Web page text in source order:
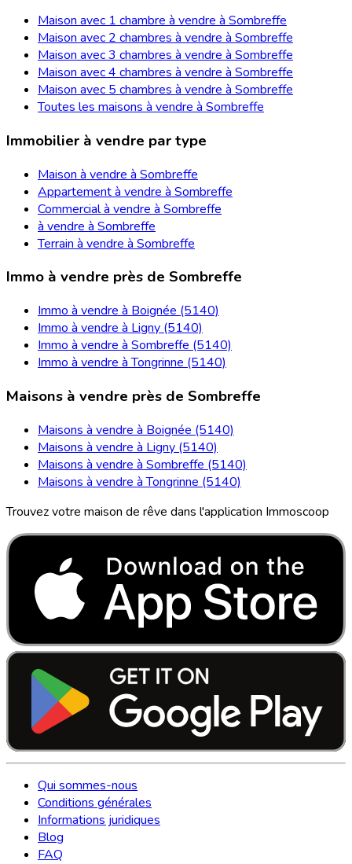
Maison avec 1 chambre à vendre à Sombreffe
Maison avec 2 chambres à vendre à Sombreffe
Maison avec 3 chambres à vendre à Sombreffe
Maison avec 4 chambres à vendre à Sombreffe
Maison avec 5 chambres à vendre à Sombreffe
Toutes les maisons à vendre à Sombreffe
Immobilier à vendre par type
Maison à vendre à Sombreffe
Appartement à vendre à Sombreffe
Commercial à vendre à Sombreffe
à vendre à Sombreffe
Terrain à vendre à Sombreffe
Immo à vendre près de Sombreffe
Immo à vendre à Boignée (5140)
Immo à vendre à Ligny (5140)
Immo à vendre à Sombreffe (5140)
Immo à vendre à Tongrinne (5140)
Maisons à vendre près de Sombreffe
Maisons à vendre à Boignée (5140)
Maisons à vendre à Ligny (5140)
Maisons à vendre à Sombreffe (5140)
Maisons à vendre à Tongrinne (5140)
Trouvez votre maison de rêve dans l'application Immoscoop
Qui sommes-nous
Conditions générales
Informations juridiques
Blog
FAQ